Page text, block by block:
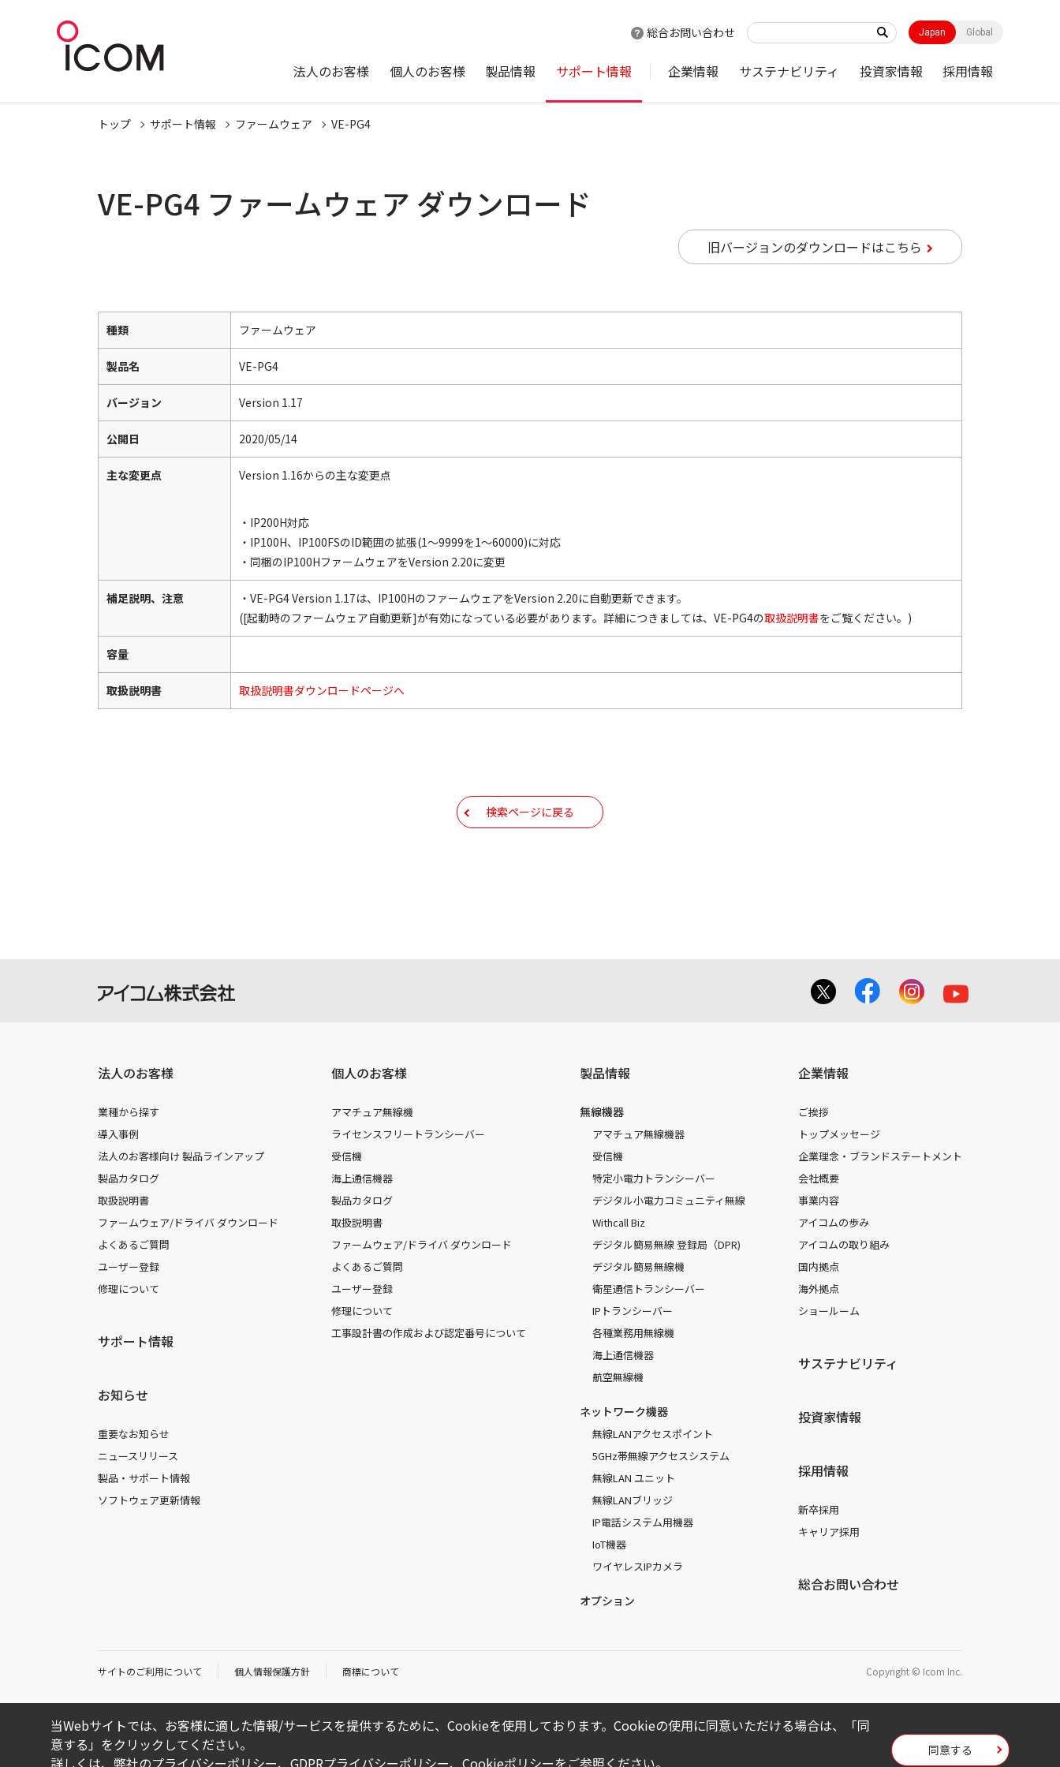
総合お問い合わせ Japan Global
法人のお客様 個人のお客様 製品情報 サポート情報 企業情報 サステナビリティ 投資家情報 採用情報
トップ サポート情報 ファームウェア VE-PG4
VE-PG4 ファームウェア ダウンロード
旧バージョンのダウンロードはこちら
種類 ファームウェア
製品名 VE-PG4
バージョン Version 1.17
公開日 2020/05/14
主な変更点 Version 1.16からの主な変更点
・IP200H対応
・IP100H、IP100FSのID範囲の拡張(1～9999を1～60000)に対応
・同梱のIP100HファームウェアをVersion 2.20に変更
補足説明、注意
・VE-PG4 Version 1.17は、IP100HのファームウェアをVersion 2.20に自動更新できます。
([起動時のファームウェア自動更新]が有効になっている必要があります。詳細につきましては、VE-PG4の取扱説明書をご覧ください。)
容量
取扱説明書 取扱説明書ダウンロードページへ
検索ページに戻る
法人のお客様
業種から探す
導入事例
法人のお客様向け 製品ラインアップ
製品カタログ
取扱説明書
ファームウェア/ドライバ ダウンロード
よくあるご質問
ユーザー登録
修理について
サポート情報
お知らせ
重要なお知らせ
ニュースリリース
製品・サポート情報
ソフトウェア更新情報
個人のお客様
アマチュア無線機
ライセンスフリートランシーバー
受信機
海上通信機器
製品カタログ
取扱説明書
ファームウェア/ドライバ ダウンロード
よくあるご質問
ユーザー登録
修理について
工事設計書の作成および認定番号について
製品情報
無線機器
アマチュア無線機器
受信機
特定小電力トランシーバー
デジタル小電力コミュニティ無線
Withcall Biz
デジタル簡易無線 登録局（DPR)
デジタル簡易無線機
衛星通信トランシーバー
IPトランシーバー
各種業務用無線機
海上通信機器
航空無線機
ネットワーク機器
無線LANアクセスポイント
5GHz帯無線アクセスシステム
無線LAN ユニット
無線LANブリッジ
IP電話システム用機器
IoT機器
ワイヤレスIPカメラ
オプション
企業情報
ご挨拶
トップメッセージ
企業理念・ブランドステートメント
会社概要
事業内容
アイコムの歩み
アイコムの取り組み
国内拠点
海外拠点
ショールーム
サステナビリティ
投資家情報
採用情報
新卒採用
キャリア採用
総合お問い合わせ
サイトのご利用について 個人情報保護方針 商標について Copyright © Icom Inc.
当Webサイトでは、お客様に適した情報/サービスを提供するために、Cookieを使用しております。Cookieの使用に同意いただける場合は、「同
意する」をクリックしてください。
詳しくは、弊社のプライバシーポリシー、 GDPRプライバシーポリシー、 Cookieポリシーをご参照ください。
同意する